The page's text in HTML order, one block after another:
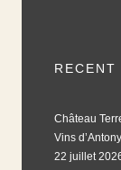
RECENT
Château
Vins
22 juillet